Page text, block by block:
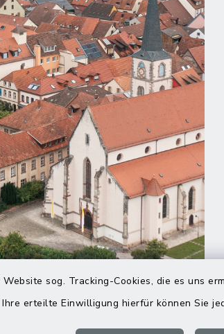
sog. Tracking-Cookies, die es uns
erteilte Einwilligung hierfür können Sie